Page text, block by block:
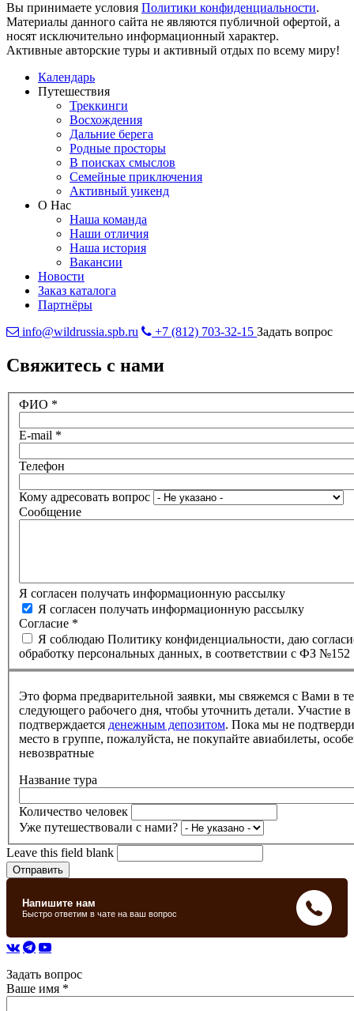
Вы принимаете условия Политики конфиденциальности.
Материалы данного сайта не являются публичной офертой, а
носят исключительно информационный характер.
Активные авторские туры и активный отдых по всему миру!
Календарь
Путешествия
Треккинги
Восхождения
Дальние берега
Родные просторы
В поисках смыслов
Семейные приключения
Активный уикенд
О Нас
Наша команда
Наши отличия
Наша история
Вакансии
Новости
Заказ каталога
Партнёры
info@wildrussia.spb.ru
+7 (812) 703-32-15 Задать вопрос
Свяжитесь с нами
ФИО *
E-mail *
Телефон
Кому адресовать вопрос
Сообщение
Я согласен получать информационную рассылку
Я согласен получать информационную рассылку
Согласие *
Я соблюдаю Политику конфиденциальности, даю
обработку персональных данных, в соответствии с ФЗ №152
Это форма предварительной заявки, мы свяжемся с Вами в
следующего рабочего дня, чтобы уточнить детали. Участие в
подтверждается денежным депозитом. Пока мы не
место в группе, пожалуйста, не покупайте авиабилеты,
невозвратные
Название тура
Количество человек
Уже путешествовали с нами?
Leave this field blank
Задать вопрос
Ваше имя *